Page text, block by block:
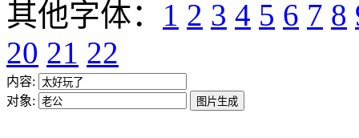
其他字体： 1 2 3 4 5 6 7 8
20 21 22
内容:
对象: